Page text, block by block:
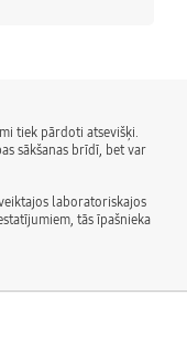
tiek pārdoti atsevišķi.
sākšanas brīdī, bet var
laboratoriskajos
tās īpašnieka